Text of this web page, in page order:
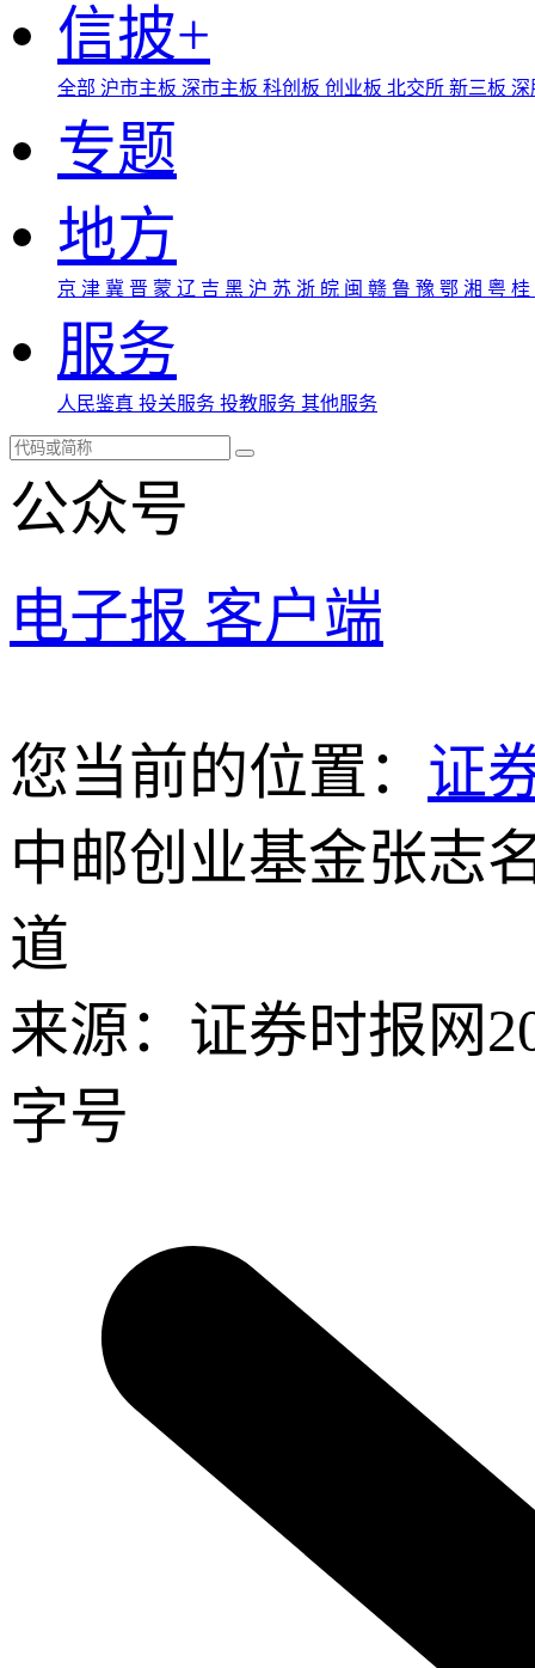
信披+
全部 沪市主板 深市主板 科创板 创业板 北交所 新三板
专题
地方
京 津 冀 晋 蒙 辽 吉 黑 沪 苏 浙 皖 闽 赣 鲁 豫 鄂 湘 粤 桂
服务
人民鉴真 投关服务 投教服务 其他服务
公众号
电子报 客户端
您当前的位置： 证
中邮创业基金张志
道
来源：证券时报网
字号